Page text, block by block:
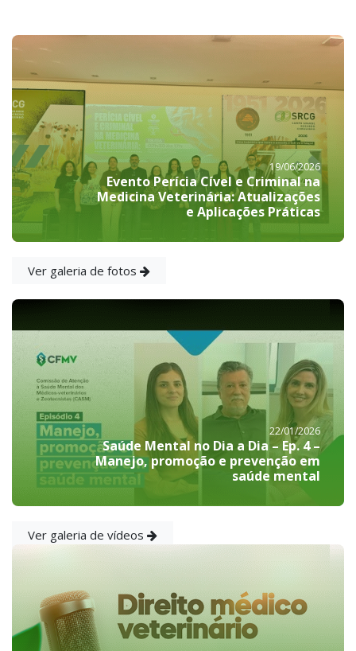
19/06/2026
Evento Perícia Cível e Criminal na
Medicina Veterinária: Atualizações
e Aplicações Práticas
Ver galeria de fotos
22/01/2026
Saúde Mental no Dia a Dia – Ep. 4 –
Manejo, promoção e prevenção em
saúde mental
Ver galeria de vídeos